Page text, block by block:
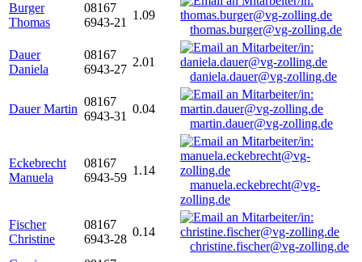
Burger
Thomas
08167
6943-21
1.09
thomas.burger@vg-zolling.de
Dauer
Daniela
08167
6943-27
2.01
daniela.dauer@vg-zolling.de
Dauer Martin
08167
6943-31
0.04
martin.dauer@vg-zolling.de
Eckebrecht
Manuela
08167
6943-59
1.14
manuela.eckebrecht@vg-
zolling.de
Fischer
Christine
08167
6943-28
0.14
christine.fischer@vg-zolling.de